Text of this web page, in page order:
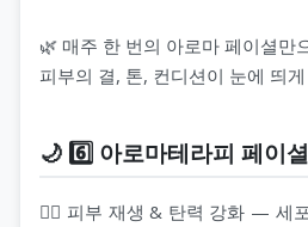
🌿 매주 한 번의 아로마 페이셜만
피부의 결, 톤, 컨디션이 눈에 띄
🌙 6️⃣ 아로마테라피 페이
💆‍♀️ 피부 재생 & 탄력 강화 — 세